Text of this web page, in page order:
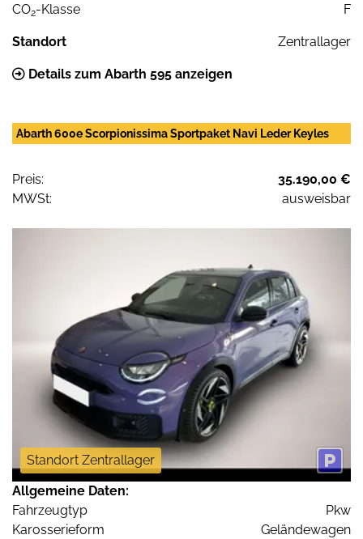
CO2-Klasse F
Standort Zentrallager
Details zum Abarth 595 anzeigen
Abarth 600e Scorpionissima Sportpaket Navi Leder Keyles
Preis:
35.190,00 €
MWSt:
ausweisbar
Standort Zentrallager
Allgemeine Daten:
Fahrzeugtyp
Pkw
Karosserieform
Geländewagen